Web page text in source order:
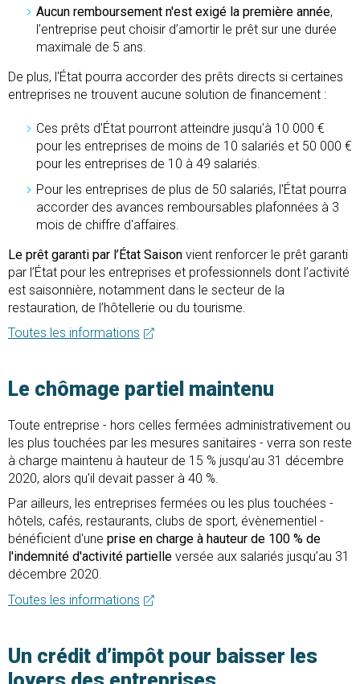
Aucun remboursement n'est exigé la première année,
l’entreprise peut choisir d’amortir le prêt sur une durée
maximale de 5 ans.
De plus, l'État pourra accorder des prêts directs si certaines
entreprises ne trouvent aucune solution de financement :
Ces prêts d'État pourront atteindre jusqu'à 10 000 €
pour les entreprises de moins de 10 salariés et 50 000 €
pour les entreprises de 10 à 49 salariés.
Pour les entreprises de plus de 50 salariés, l'État pourra
accorder des avances remboursables plafonnées à 3
mois de chiffre d'affaires.
Le prêt garanti par l’État Saison vient renforcer le prêt garanti
par l’État pour les entreprises et professionnels dont l’activité
est saisonnière, notamment dans le secteur de la
restauration, de l’hôtellerie ou du tourisme.
Toutes les informations
Le chômage partiel maintenu
Toute entreprise - hors celles fermées administrativement ou
les plus touchées par les mesures sanitaires - verra son reste
à charge maintenu à hauteur de 15 % jusqu’au 31 décembre
2020, alors qu'il devait passer à 40 %.
Par ailleurs, les entreprises fermées ou les plus touchées -
hôtels, cafés, restaurants, clubs de sport, évènementiel -
bénéficient d'une prise en charge à hauteur de 100 % de
l'indemnité d'activité partielle versée aux salariés jusqu’au 31
décembre 2020.
Toutes les informations
Un crédit d’impôt pour baisser les